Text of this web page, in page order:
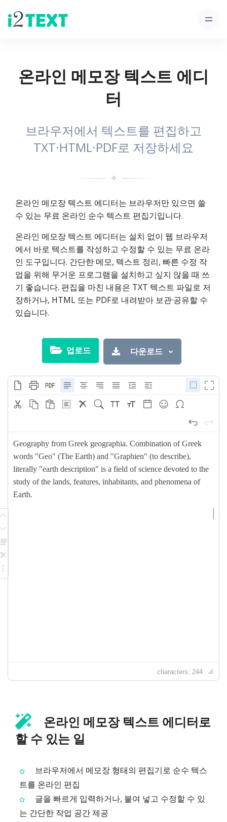
온라인 메모장 텍스트 에디
터
브라우저에서 텍스트를 편집하고
TXT·HTML·PDF로 저장하세요
✧
온라인 메모장 텍스트 에디터는 브라우저만 있으면 쓸
수 있는 무료 온라인 순수 텍스트 편집기입니다.
온라인 메모장 텍스트 에디터는 설치 없이 웹 브라우저
에서 바로 텍스트를 작성하고 수정할 수 있는 무료 온라
인 도구입니다. 간단한 메모, 텍스트 정리, 빠른 수정 작
업을 위해 무거운 프로그램을 설치하고 싶지 않을 때 쓰
기 좋습니다. 편집을 마친 내용은 TXT 텍스트 파일로 저
장하거나, HTML 또는 PDF로 내려받아 보관·공유할 수
있습니다.
업로드 다운로드
characters: 244
온라인 메모장 텍스트 에디터로
할 수 있는 일
브라우저에서 메모장 형태의 편집기로 순수 텍스
트를 온라인 편집
글을 빠르게 입력하거나, 붙여 넣고 수정할 수 있
는 간단한 작업 공간 제공